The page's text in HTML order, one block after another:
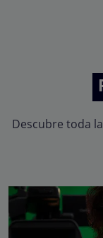
Descubre toda